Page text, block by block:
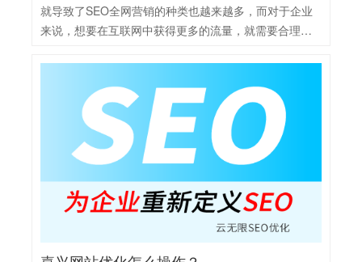
就导致了SEO全网营销的种类也越来越多，而对于企业
来说，想要在互联网中获得更多的流量，就需要合理的
网了解到企业，进而企业也就能够获得更多的流量和转
化。武汉官网优化操作可以分点归纳如下：1，关键词优
化：明确核心关键词，合理布局在网站标题、描述、内
容等位置，确保关键词密度适中，提高搜索引擎相关
性。2，内容质量提升：发布高质量、原创的内容，保持
定期更新，内容需丰富、有价值，满足用户需求，提升
用户体验。3，网站结构优化：确保网站结构清晰，导航
简单明了，内部链接合理，提高搜索引擎抓取效率。同
时，优化URL结构，使用静态或伪静态页面，提高加载